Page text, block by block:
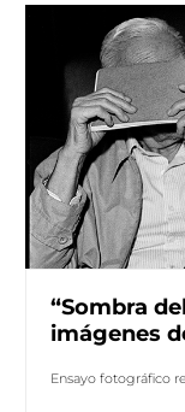
“Sombra
imágenes
Ensayo fotográfico